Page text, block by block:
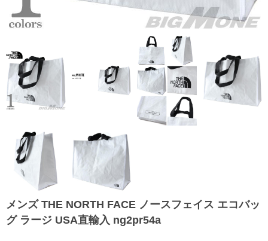
メンズ THE NORTH FACE ノースフェイス エコバッ
グ ラージ USA直輸入 ng2pr54a